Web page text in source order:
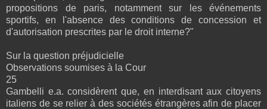
propositions de paris, notamment sur les événements
sportifs, en l'absence des conditions de concession et
d'autorisation prescrites par le droit interne?"
Sur la question préjudicielle
Observations soumises à la Cour
25
Gambelli e.a. considèrent que, en interdisant aux citoyens
italiens de se relier à des sociétés étrangères afin de placer